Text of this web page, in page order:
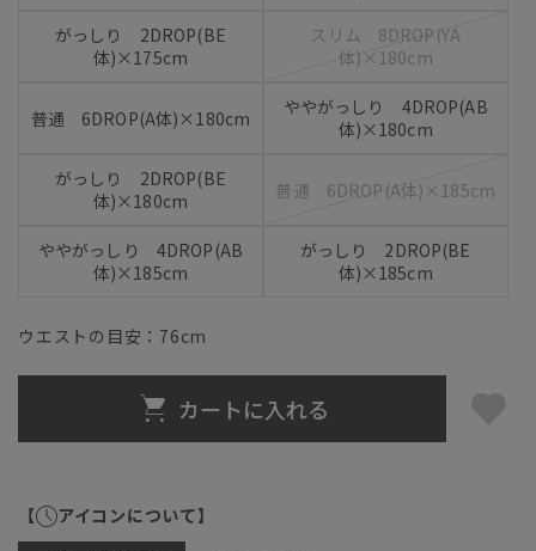
がっしり 2DROP(BE
体)×175cm
スリム 8DROP(YA
体)×180cm
普通 6DROP(A体)×180cm
ややがっしり 4DROP(AB
体)×180cm
がっしり 2DROP(BE
体)×180cm
普通 6DROP(A体)×185cm
ややがっしり 4DROP(AB
体)×185cm
がっしり 2DROP(BE
体)×185cm
ウエストの目安： 76cm
カートに入れる
【 アイコンについて】